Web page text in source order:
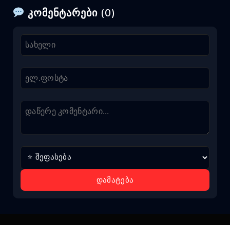
კომენტარები (0)
დამატება